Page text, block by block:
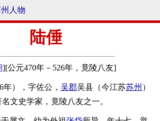
人物
陆倕
][公元470年－526年，竟陵八友]
年），字佐公， 吴郡吴县（今江苏苏州 ）
文史学家，竟陵八友之一。